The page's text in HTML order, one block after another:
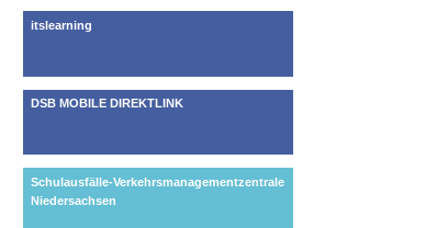
itslearning
DSB MOBILE DIREKTLINK
Schulausfälle-Verkehrsmanagementzentrale
Niedersachsen